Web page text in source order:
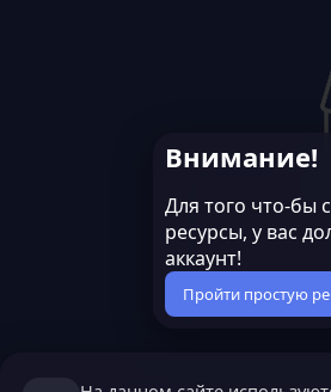
Внимание!
Для того что-бы
ресурсы, у вас
аккаунт!
Пройти простую